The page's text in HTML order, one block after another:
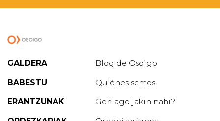
GALDERA
BABESTU
ERANTZUNAK
Blog de Osoigo
Quiénes somos
Gehiago jakin nahi?